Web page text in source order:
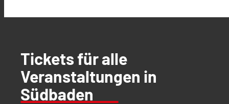
Tickets für alle
Veranstaltungen in
Südbaden